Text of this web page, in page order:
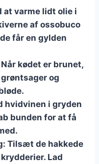
at varme lidt olie i
af ossobuco
får en gylden
Når kødet er brunet,
og
hvidvinen i gryden
bunden for at få
: Tilsæt de hakkede
Lad